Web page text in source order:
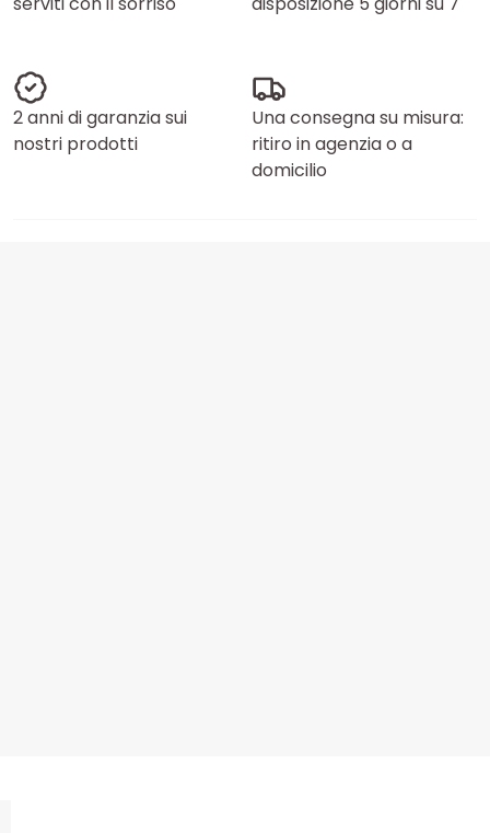
2 anni di garanzia sui
nostri prodotti
Una consegna su misura:
ritiro in agenzia o a
domicilio